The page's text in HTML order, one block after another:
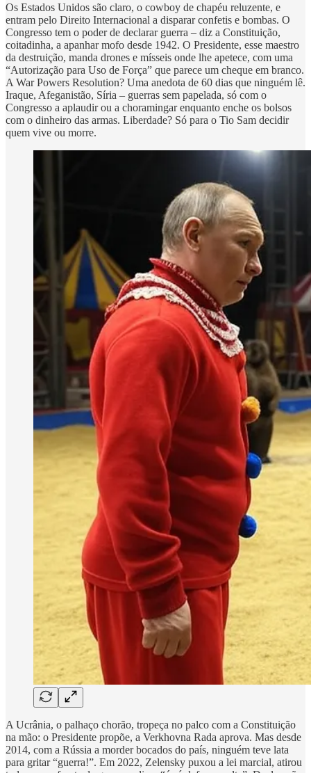
Os Estados Unidos são claro, o cowboy de chapéu reluzente, e
entram pelo Direito Internacional a disparar confetis e bombas. O
Congresso tem o poder de declarar guerra – diz a Constituição,
coitadinha, a apanhar mofo desde 1942. O Presidente, esse maestro
da destruição, manda drones e mísseis onde lhe apetece, com uma
“Autorização para Uso de Força” que parece um cheque em branco.
A War Powers Resolution? Uma anedota de 60 dias que ninguém lê.
Iraque, Afeganistão, Síria – guerras sem papelada, só com o
Congresso a aplaudir ou a choramingar enquanto enche os bolsos
com o dinheiro das armas. Liberdade? Só para o Tio Sam decidir
quem vive ou morre.
A Ucrânia, o palhaço chorão, tropeça no palco com a Constituição
na mão: o Presidente propõe, a Verkhovna Rada aprova. Mas desde
2014, com a Rússia a morder bocados do país, ninguém teve lata
para gritar “guerra!”. Em 2022, Zelensky puxou a lei marcial, atirou